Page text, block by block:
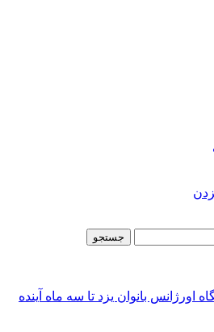
اورژانس بانوان یزد تا سه ماه آینده